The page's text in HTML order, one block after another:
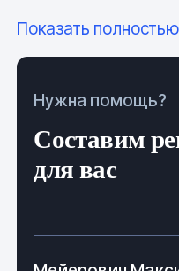
сохранение
других металлов,
болты из алюминия
Легкость;
Высокая тепло-
Показать полностью
Нужна помощь?
Составим
для вас